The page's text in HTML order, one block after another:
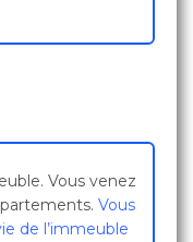
Vous venez
Vous
de l’immeuble